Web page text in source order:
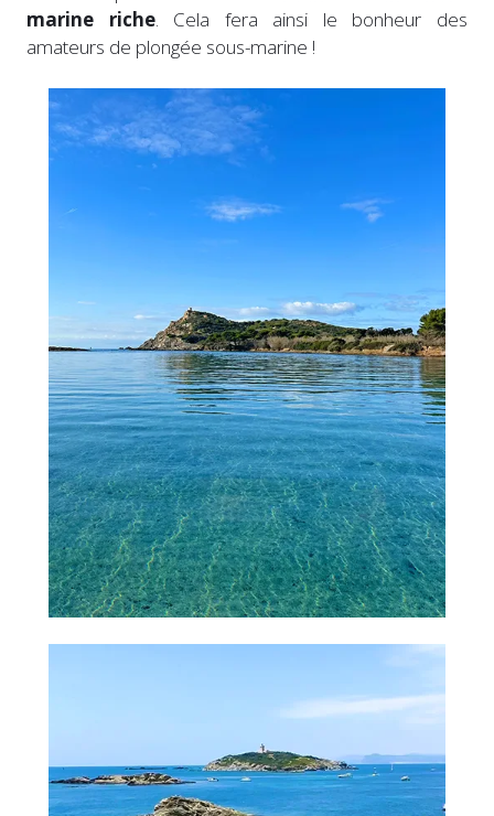
marine riche. Cela fera ainsi le bonheur des
amateurs de plongée sous-marine !